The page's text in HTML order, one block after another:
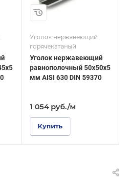
Уголок нержавеющий
горячекатаный
Уголок нержавеющий
равнополочный 50х50х5
мм AISI 630 DIN 59370
1 054 руб./м
Купить
16
ГОСТ, ТУ
DIN 59370
Поверхность
Матовая